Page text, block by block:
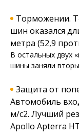
Торможении.
шин оказался
метра (52,9
В остальных двух
шины заняли
Защита от
Автомобиль
м/с2. Лучший
Apollo Apterra